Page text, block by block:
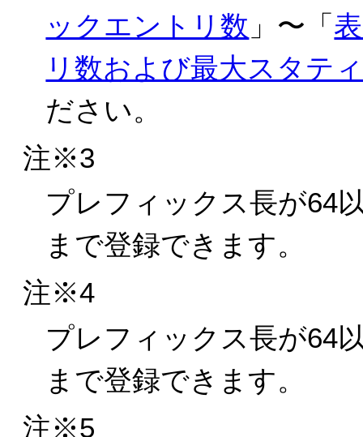
ックエントリ数 」〜「
リ数および最大スタテ
ださい。
注※3
プレフィックス長が64
まで登録できます。
注※4
プレフィックス長が64
まで登録できます。
注※5